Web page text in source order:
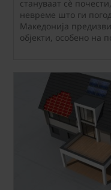
стануваат сè
невреме што ги
Македонија
објекти, особено на